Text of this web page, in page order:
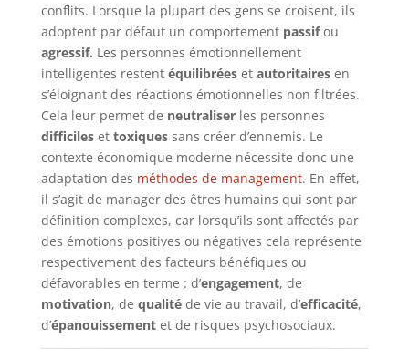
conflits. Lorsque la plupart des gens se croisent, ils
adoptent par défaut un comportement passifou
agressif. Les personnes émotionnellement
intelligentes restent équilibréeset autoritairesen
s’éloignant des réactions émotionnelles non filtrées.
Cela leur permet de neutraliserles personnes
difficileset toxiquessans créer d’ennemis. Le
contexte économique moderne nécessite donc une
adaptation des méthodes de management. En effet,
il s’agit de manager des êtres humains qui sont par
définition complexes, car lorsqu’ils sont affectés par
des émotions positives ou négatives cela représente
respectivement des facteurs bénéfiques ou
défavorables en terme : d’engagement, de
motivation, de qualitéde vie au travail, d’efficacité,
d’épanouissementet de risques psychosociaux.